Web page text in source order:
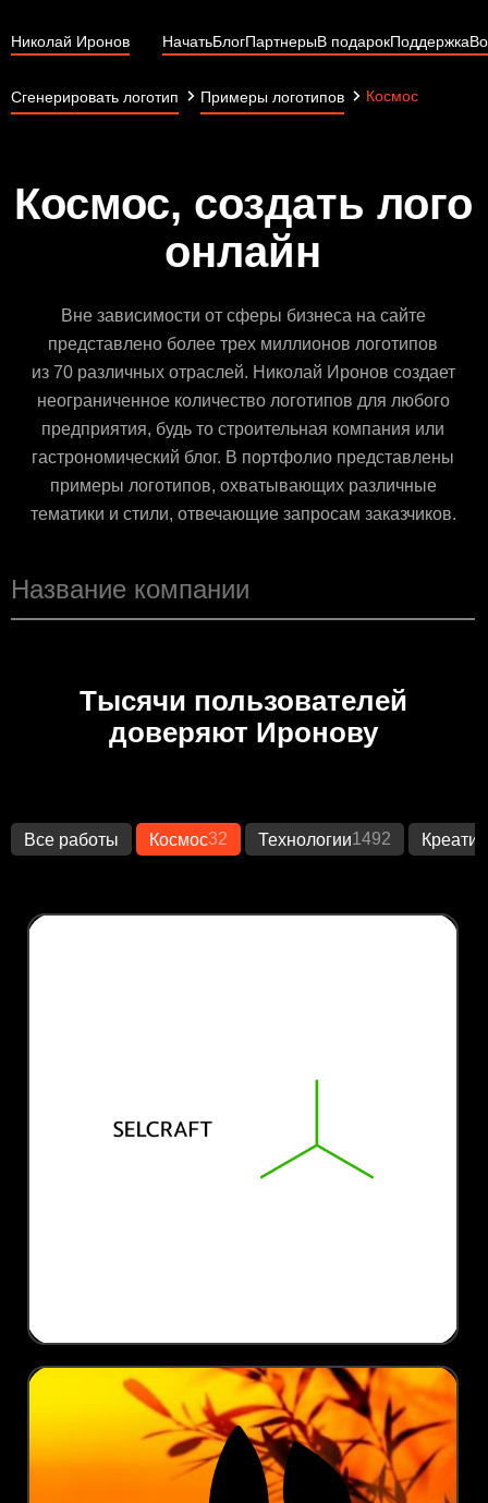
Николай Иронов НачатьБлогПартнерыВ подарокПоддержка
Сгенерировать логотип Примеры логотипов Космос
Космос, создать лого
онлайн
Вне зависимости от сферы бизнеса на сайте
представлено более трех миллионов логотипов
из 70 различных отраслей. Николай Иронов создает
неограниченное количество логотипов для любого
предприятия, будь то строительная компания или
гастрономический блог. В портфолио представлены
примеры логотипов, охватывающих различные
тематики и стили, отвечающие запросам заказчиков.
Тысячи пользователей
доверяют Иронову
Все работы Космос32 Технологии1492 Креатив